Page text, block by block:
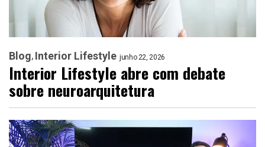
Blog Interior Lifestyle junho 22, 2026
Interior Lifestyle abre com debate
sobre neuroarquitetura